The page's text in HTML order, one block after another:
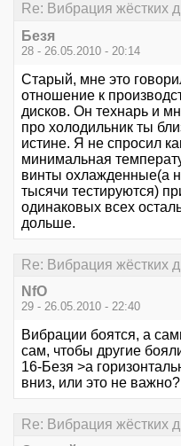
Re: Вибрация жёстких
Безя
28 - 26.05.2010 - 20:14
Старый, мне это
отношение к
дисков. Он технарь и
про холодильник ты
истине. Я не спросил
минимальная
винты охлажденные(а
тысячи тестируются)
одинаковых всех
дольше.
Re: Вибрация жёстких
NfO
29 - 26.05.2010 - 22:40
Вибрации боятся, а
сам, чтобы другие
16-Безя >а
вниз, или это не важно?
Re: Вибрация жёстких